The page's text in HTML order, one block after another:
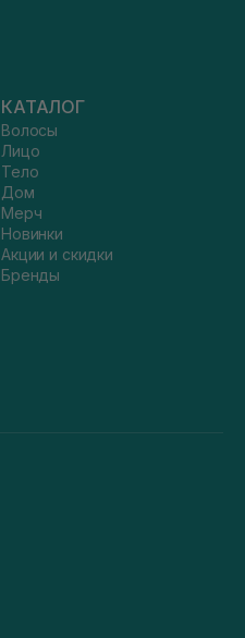
КАТАЛОГ
Волосы
Лицо
Тело
Дом
Мерч
Новинки
Акции и скидки
Бренды